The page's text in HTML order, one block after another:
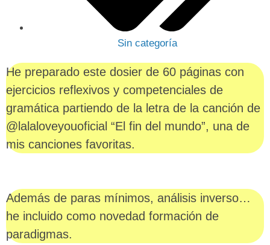
Sin categoría
He preparado este dosier de 60 páginas con
ejercicios reflexivos y competenciales de
gramática partiendo de la letra de la canción de
@lalaloveyouoficial “El fin del mundo”, una de
mis canciones favoritas.
Además de paras mínimos, análisis inverso…
he incluido como novedad formación de
paradigmas.